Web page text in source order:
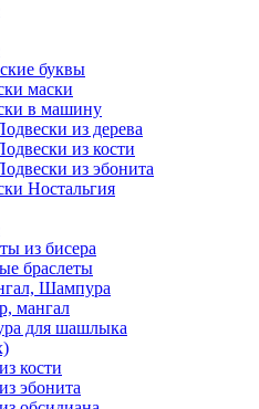
буквы
маски
в машину
из дерева
из кости
из эбонита
Ностальгия
из бисера
браслеты
Шампура
мангал
для шашлыка
кости
эбонита